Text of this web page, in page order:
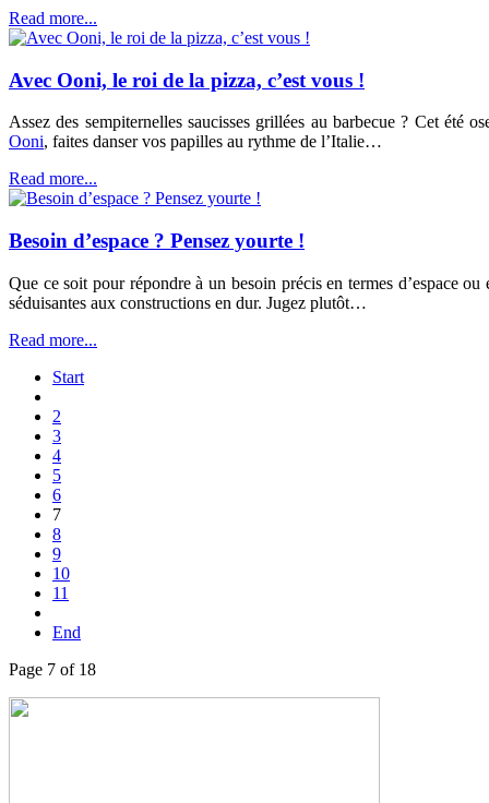
Read more...
Avec Ooni, le roi de la pizza, c’est vous !
Assez des sempiternelles saucisses grillées au barbecue ? Cet été
Ooni, faites danser vos papilles au rythme de l’Italie…
Read more...
Besoin d’espace ? Pensez yourte !
Que ce soit pour répondre à un besoin précis en termes d’espace
séduisantes aux constructions en dur. Jugez plutôt…
Read more...
Start
2
3
4
5
6
7
8
9
10
11
End
Page 7 of 18